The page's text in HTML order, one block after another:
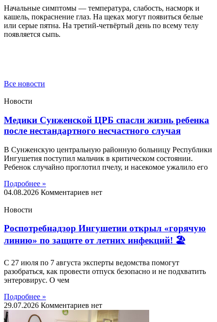
Начальные симптомы — температура, слабость, насморк и
кашель, покраснение глаз. На щеках могут появиться белые
или серые пятна. На третий-четвёртый день по всему телу
появляется сыпь.
Все новости
Новости
Медики Сунженской ЦРБ спасли жизнь ребенка
после нестандартного несчастного случая
В Сунженскую центральную районную больницу Республики
Ингушетия поступил мальчик в критическом состоянии.
Ребенок случайно проглотил пчелу, и насекомое ужалило его
Подробнее »
04.08.2026 Комментариев нет
Новости
Роспотребнадзор Ингушетии открыл «горячую
линию» по защите от летних инфекций! 🏖
С 27 июля по 7 августа эксперты ведомства помогут
разобраться, как провести отпуск безопасно и не подхватить
энтеровирус. О чем
Подробнее »
29.07.2026 Комментариев нет